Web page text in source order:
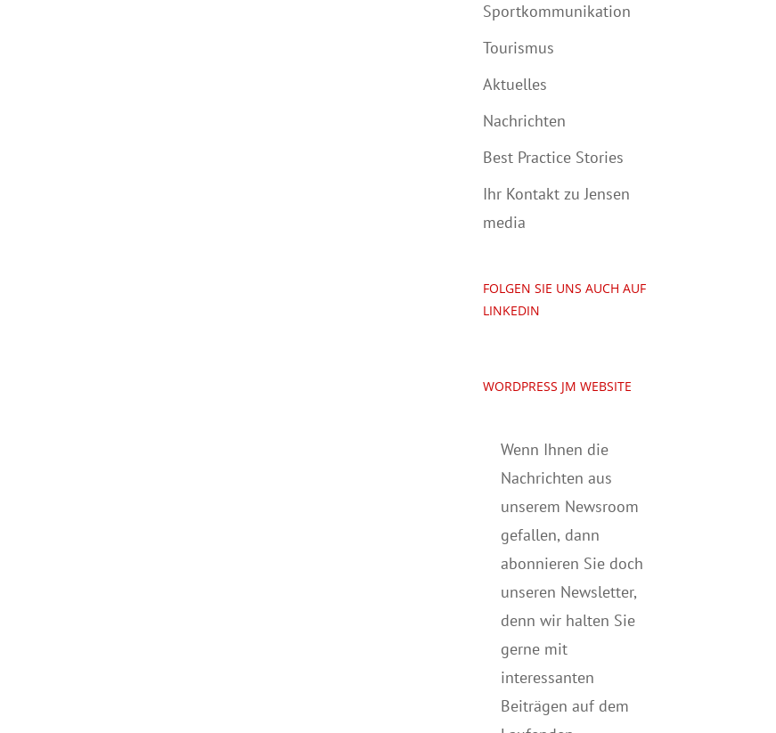
Sportkommunikation
Tourismus
Aktuelles
Nachrichten
Best Practice Stories
Ihr Kontakt zu Jensen
media
FOLGEN SIE UNS AUCH AUF
LINKEDIN
WORDPRESS JM WEBSITE
Wenn Ihnen die
Nachrichten aus
unserem Newsroom
gefallen, dann
abonnieren Sie doch
unseren Newsletter,
denn wir halten Sie
gerne mit
interessanten
Beiträgen auf dem